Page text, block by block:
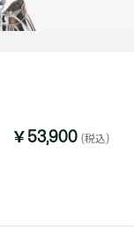
￥53,900 (税込)